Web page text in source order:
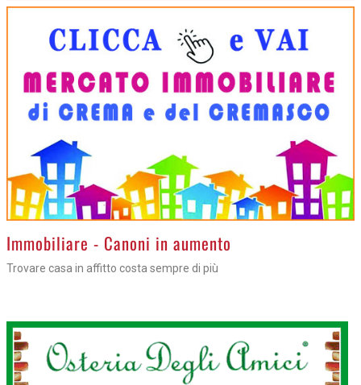
>Immobiliare - Canoni in aumento
Trovare casa in affitto costa sempre di più